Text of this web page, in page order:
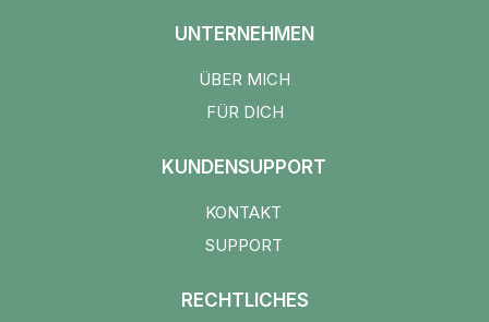
UNTERNEHMEN
ÜBER MICH
FÜR DICH
KUNDENSUPPORT
KONTAKT
SUPPORT
RECHTLICHES